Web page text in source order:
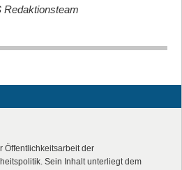
Redaktionsteam
Öffentlichkeitsarbeit der
Sein Inhalt unterliegt dem